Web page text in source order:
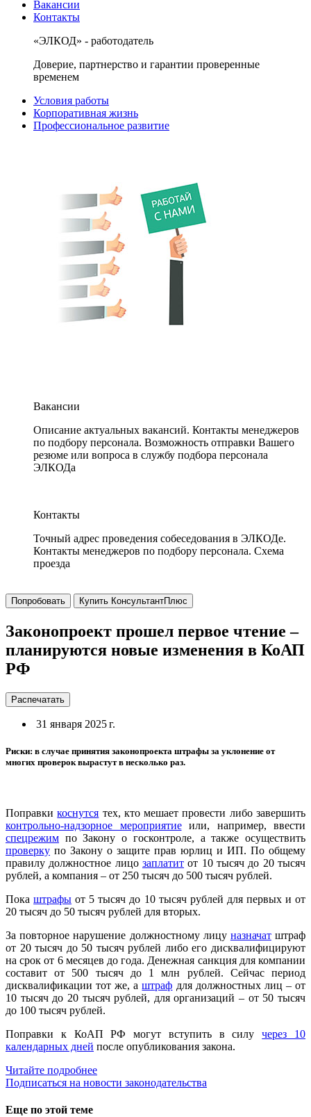
Вакансии
Контакты
«ЭЛКОД» - работодатель
Доверие, партнерство и гарантии проверенные
временем
Условия работы
Корпоративная жизнь
Профессиональное развитие
Вакансии
Описание актуальных вакансий. Контакты менеджеров
по подбору персонала. Возможность отправки Вашего
резюме или вопроса в службу подбора персонала
ЭЛКОДа
Контакты
Точный адрес проведения собеседования в ЭЛКОДе.
Контакты менеджеров по подбору персонала. Схема
проезда
Попробовать Купить КонсультантПлюс
Законопроект прошел первое чтение –
планируются новые изменения в КоАП
РФ
Распечатать
31 января 2025 г.
Риски: в случае принятия законопроекта штрафы за уклонение от
многих проверок вырастут в несколько раз.
Поправкикоснутся тех, кто мешает провести либо завершить
контрольно-надзорное мероприятиеили, например, ввести
спецрежим по Закону о госконтроле, а также осуществить
проверку по Закону о защите прав юрлиц и ИП. По общему
правилу должностное лицо заплатит от 10 тысяч до 20 тысяч
рублей, а компания – от 250 тысяч до 500 тысяч рублей.
Покаштрафы от 5 тысяч до 10 тысяч рублей для первых и от
20 тысяч до 50 тысяч рублей для вторых.
За повторное нарушение должностному лицу назначатштраф
от 20 тысяч до 50 тысяч рублей либо его дисквалифицируют
на срок от 6 месяцев до года. Денежная санкция для компании
составит от 500 тысяч до 1 млн рублей. Сейчас период
дисквалификации тот же, аштраф для должностных лиц – от
10 тысяч до 20 тысяч рублей, для организаций – от 50 тысяч
до 100 тысяч рублей.
Поправки к КоАП РФ могут вступить в силучерез 10
календарных дней после опубликования закона.
Читайте подробнее
Подписаться на новости законодательства
Еще по этой теме